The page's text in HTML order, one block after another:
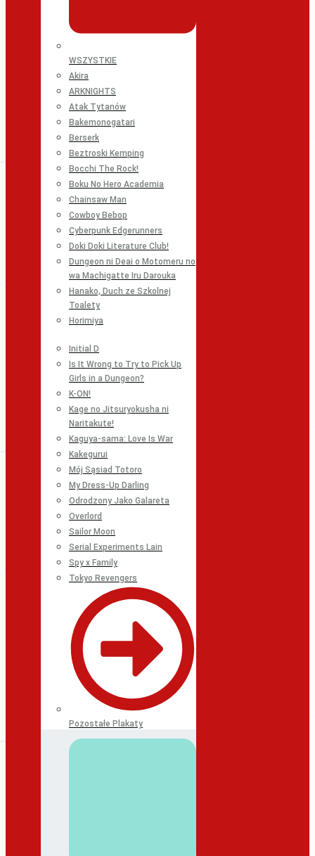
WSZYSTKIE
Akira
ARKNIGHTS
Atak Tytanów
Bakemonogatari
Berserk
Beztroski Kemping
Bocchi The Rock!
Boku No Hero Academia
Chainsaw Man
Cowboy Bebop
Cyberpunk Edgerunners
Doki Doki Literature Club!
Dungeon ni Deai o Motomeru no
wa Machigatte Iru Darouka
Hanako, Duch ze Szkolnej
Toalety
Horimiya
Initial D
Is It Wrong to Try to Pick Up
Girls in a Dungeon?
K-ON!
Kage no Jitsuryokusha ni
Naritakute!
Kaguya-sama: Love Is War
Kakegurui
Mój Sąsiad Totoro
My Dress-Up Darling
Odrodzony Jako Galareta
Overlord
Sailor Moon
Serial Experiments Lain
Spy x Family
Tokyo Revengers
Pozostałe Plakaty